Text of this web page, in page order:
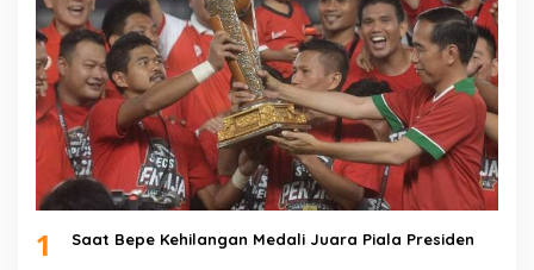
1 Saat Bepe Kehilangan Medali Juara Piala Presiden